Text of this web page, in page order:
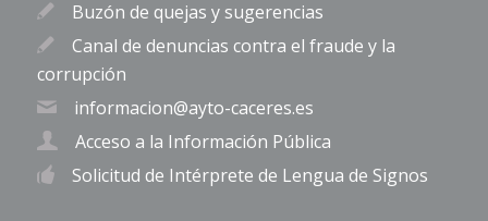
Buzón de quejas y sugerencias
Canal de denuncias contra el fraude y la
corrupción
informacion@ayto-caceres.es
Acceso a la Información Pública
Solicitud de Intérprete de Lengua de Signos